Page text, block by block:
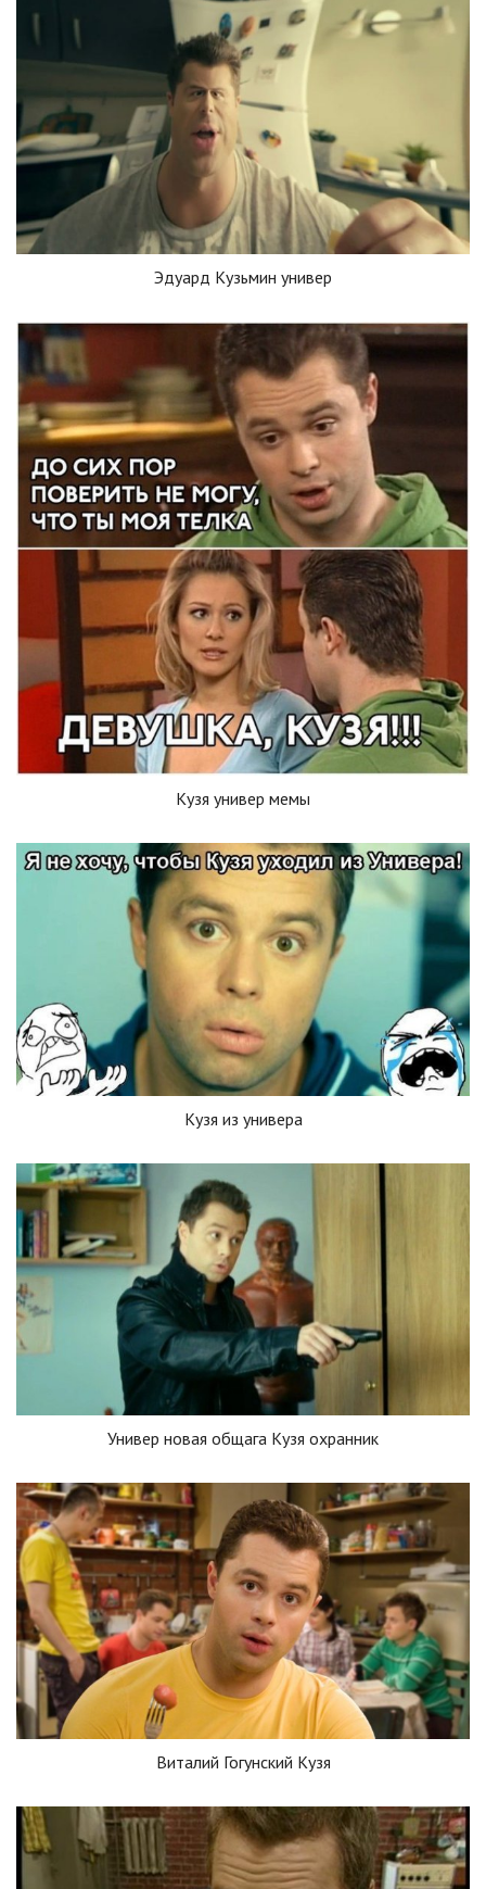
Эдуард Кузьмин универ
Кузя универ мемы
Кузя из универа
Универ новая общага Кузя охранник
Виталий Гогунский Кузя